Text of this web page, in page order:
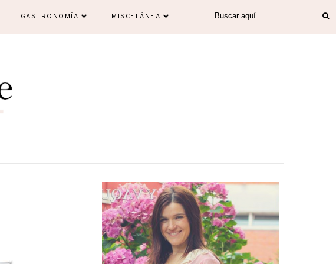
GASTRONOMÍA MISCELÁNEA